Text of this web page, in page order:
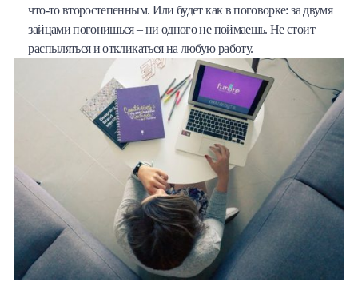
что-то второстепенным. Или будет как в поговорке: за двумя
зайцами погонишься – ни одного не поймаешь. Не стоит
распыляться и откликаться на любую работу.